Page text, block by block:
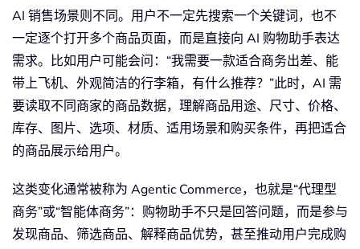
AI 销售场景则不同。用户不一定先搜索一个关键词，也不
一定逐个打开多个商品页面，而是直接向 AI 购物助手表达
需求。比如用户可能会问：“我需要一款适合商务出差、能
带上飞机、外观简洁的行李箱，有什么推荐？”此时，AI 需
要读取不同商家的商品数据，理解商品用途、尺寸、价格、
库存、图片、选项、材质、适用场景和购买条件，再把适合
的商品展示给用户。
这类变化通常被称为 Agentic Commerce，也就是“代理型
商务”或“智能体商务”：购物助手不只是回答问题，而是参与
发现商品、筛选商品、解释商品优势，甚至推动用户完成购